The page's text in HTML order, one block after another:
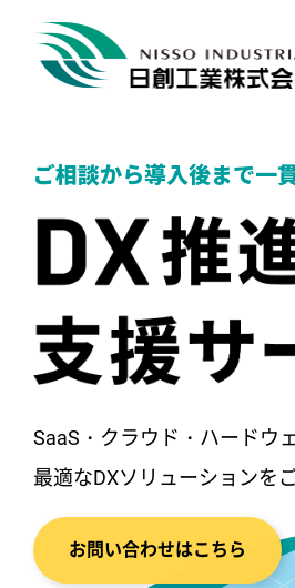
ご相談から導入後まで一
SaaS・クラウド・ハードウ
最適なDXソリューションを
お問い合わせはこちら